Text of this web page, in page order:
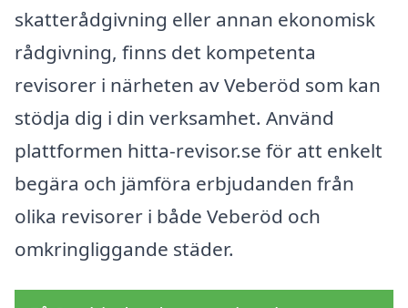
skatterådgivning eller annan ekonomisk
rådgivning, finns det kompetenta
revisorer i närheten av Veberöd som kan
stödja dig i din verksamhet. Använd
plattformen hitta-revisor.se för att enkelt
begära och jämföra erbjudanden från
olika revisorer i både Veberöd och
omkringliggande städer.